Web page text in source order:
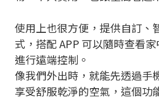
使用上也很方便，提供自訂、
式，搭配 APP 可以隨時查看
進行遠端控制。
像我們外出時，就能先透過手
享受舒服乾淨的空氣，這個功